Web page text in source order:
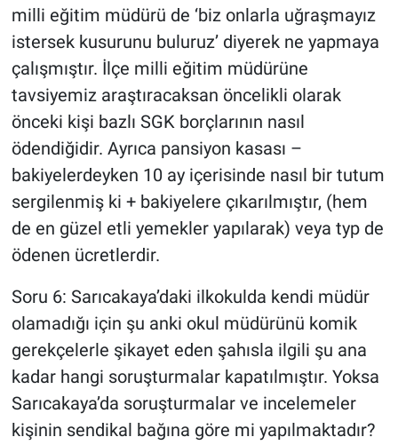
milli eğitim müdürü de ‘biz onlarla uğraşmayız
istersek kusurunu buluruz’ diyerek ne yapmaya
çalışmıştır. İlçe milli eğitim müdürüne
tavsiyemiz araştıracaksan öncelikli olarak
önceki kişi bazlı SGK borçlarının nasıl
ödendiğidir. Ayrıca pansiyon kasası –
bakiyelerdeyken 10 ay içerisinde nasıl bir tutum
sergilenmiş ki + bakiyelere çıkarılmıştır, (hem
de en güzel etli yemekler yapılarak) veya typ de
ödenen ücretlerdir.
Soru 6: Sarıcakaya’daki ilkokulda kendi müdür
olamadığı için şu anki okul müdürünü komik
gerekçelerle şikayet eden şahısla ilgili şu ana
kadar hangi soruşturmalar kapatılmıştır. Yoksa
Sarıcakaya’da soruşturmalar ve incelemeler
kişinin sendikal bağına göre mi yapılmaktadır?